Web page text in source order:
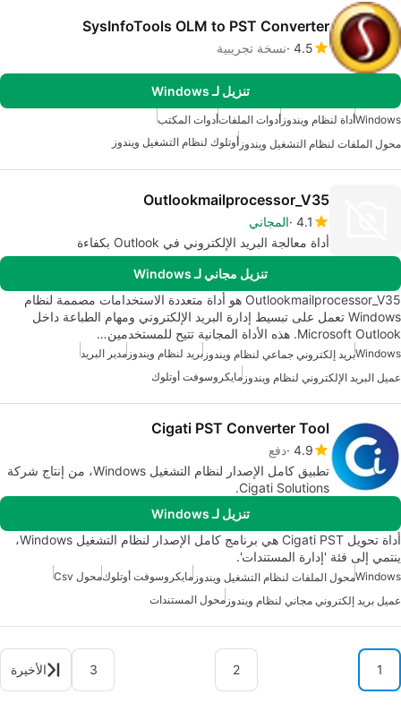
SysInfoTools OLM to PST Converter
4.5 نسخة تجريبية
تنزيل لـ Windows
Windowsأداة لنظام ويندوز أدوات الملفاتأدوات المكتب
محول الملفات لنظام التشغيل ويندوز أوتلوك لنظام التشغيل ويندوز
Outlookmailprocessor_V35
4.1 المجاني
أداة معالجة البريد الإلكتروني في Outlook بكفاءة
تنزيل مجاني لـ Windows
Outlookmailprocessor_V35 هو أداة متعددة الاستخدامات مصممة لنظام
Windows تعمل على تبسيط إدارة البريد الإلكتروني ومهام الطباعة داخل
Microsoft Outlook. هذه الأداة المجانية تتيح للمستخدمين…
Windowsبريد إلكتروني جماعي لنظام ويندوز بريد لنظام ويندوز مدير البريد
عميل البريد الإلكتروني لنظام ويندوز مايكروسوفت أوتلوك
Cigati PST Converter Tool
4.9 دفع
تطبيق كامل الإصدار لنظام التشغيل Windows، من إنتاج شركة
Cigati Solutions.
تنزيل لـ Windows
أداة تحويل Cigati PST هي برنامج كامل الإصدار لنظام التشغيل Windows،
ينتمي إلى فئة 'إدارة المستندات'.
Windowsمحول الملفات لنظام التشغيل ويندوز مايكروسوفت أوتلوكمحول Csv
عميل بريد إلكتروني مجاني لنظام ويندوز محول المستندات
1
2
3 الأخيرة